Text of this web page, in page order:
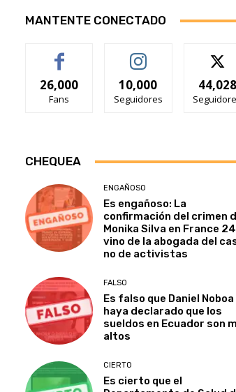
MANTENTE CONECTADO
26,000
Fans
10,000
Seguidores
44,028
CHEQUEA
ENGAÑOSO
Es engañoso: La
confirmación del crimen
Monika Silva en France 24
vino de la abogada del
no de activistas
FALSO
Es falso que Daniel Noboa
haya declarado que los
sueldos en Ecuador son
altos
CIERTO
Es cierto que el